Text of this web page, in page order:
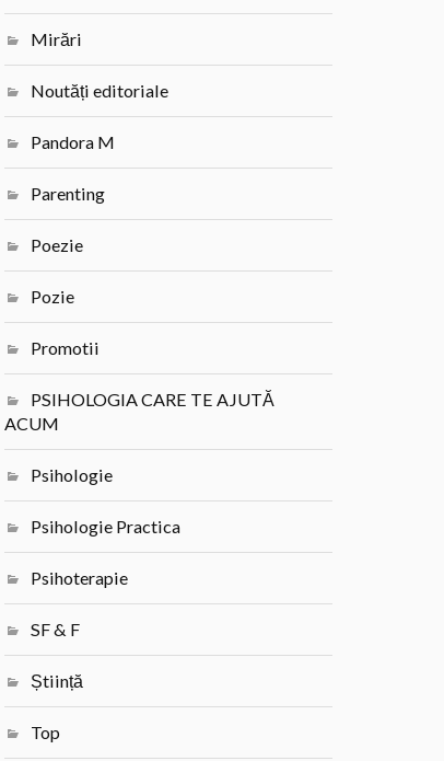
Mirări
Noutăți editoriale
Pandora M
Parenting
Poezie
Pozie
Promotii
PSIHOLOGIA CARE TE AJUTĂ
ACUM
Psihologie
Psihologie Practica
Psihoterapie
SF & F
Știință
Top